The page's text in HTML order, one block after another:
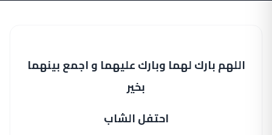
اللهم بارك لهما وبارك عليهما و اجمع بينهما
بخير
احتفل الشاب